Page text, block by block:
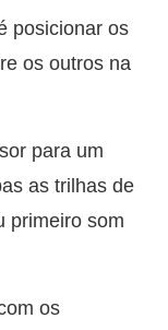
posicionar os
os outros na
para um
as trilhas de
primeiro som
os